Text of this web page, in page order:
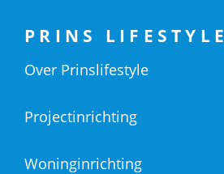
PRINS LIFESTYLE
Over Prinslifestyle
Projectinrichting
Woninginrichting